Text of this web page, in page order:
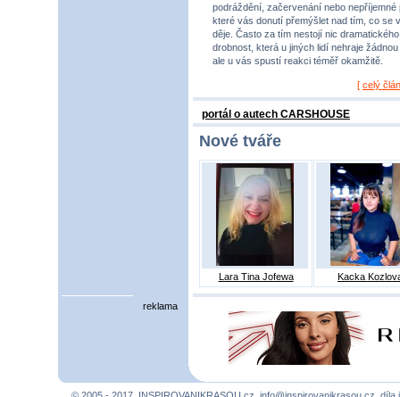
podráždění, začervenání nebo nepříjemné
které vás donutí přemýšlet nad tím, co se
děje. Často za tím nestojí nic
drobnost, která u jiných lidí nehraje žádnou
ale u vás spustí reakci téměř okamžitě.
[ celý
portál o autech CARSHOUSE
Nové tváře
Lara Tina Jofewa Kacka
reklama